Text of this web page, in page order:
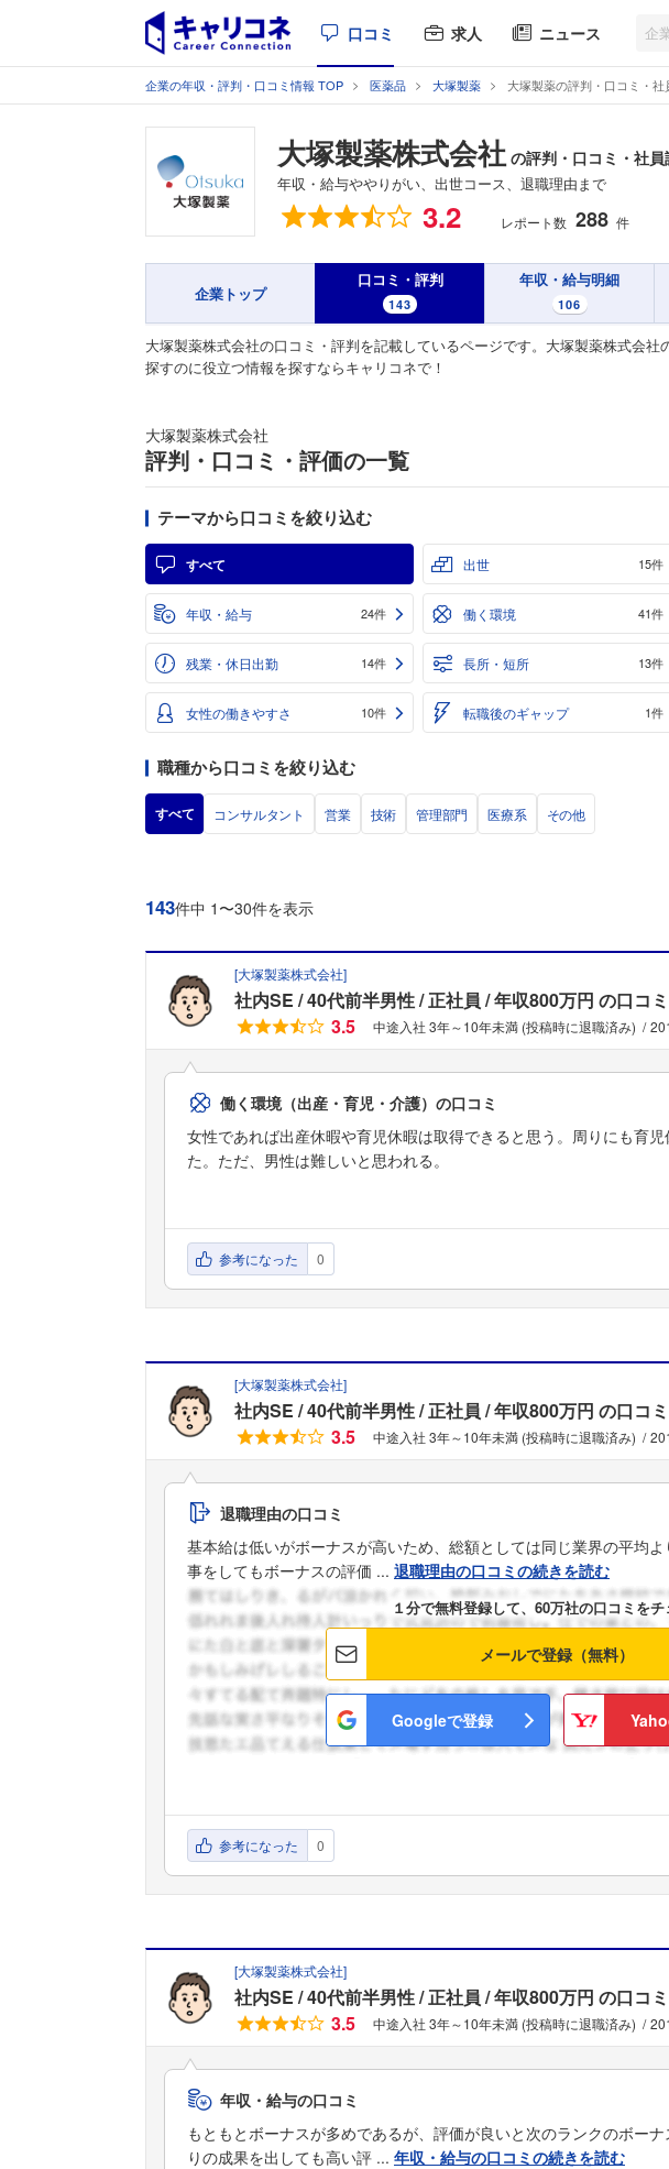
口コミ 求人 ニュース
企業の年収・評判・口コミ情報 TOP 医薬品 大塚製薬 大塚製薬の評判・口コミ・社
大塚製薬株式会社 の評判・口コミ・社員
年収・給与ややりがい、出世コース、退職理由まで
総合評価 3.2 レポート数 288 件
企業トップ
口コミ・評判
143
年収・給与明細
106
大塚製薬株式会社の口コミ・評判を記載しているページです。大塚製薬株式会
探すのに役立つ情報を探すならキャリコネで！
大塚製薬株式会社
評判・口コミ・評価の一覧
テーマから口コミを絞り込む
すべて 出世 15件
年収・給与 24件 働く環境 41件
残業・休日出勤 14件 長所・短所 13件
女性の働きやすさ 10件 転職後のギャップ 1件
職種から口コミを絞り込む
すべて コンサルタント 営業 技術 管理部門 医療系 その他
143件中 1〜30件を表示
[大塚製薬株式会社]
社内SE 40代前半男性 正社員 年収800万円 の口コミ
3.5
中途入社 3年～10年未満 (投稿時に退職済み)
働く環境（出産・育児・介護）の口コミ
女性であれば出産休暇や育児休暇は取得できると思う。周りにも育
た。ただ、男性は難しいと思われる。
参考になった 0
[大塚製薬株式会社]
社内SE 40代前半男性 正社員 年収800万円 の口コミ
3.5
中途入社 3年～10年未満 (投稿時に退職済み)
退職理由の口コミ
基本給は低いがボーナスが高いため、総額としては同じ業界の平均
事をしてもボーナスの評価 ... 退職理由の口コミの続きを読む
１分で無料登録して、60万社の口コミをチ
メールで登録（無料）
Googleで登録
参考になった 0
[大塚製薬株式会社]
社内SE 40代前半男性 正社員 年収800万円 の口コミ
3.5
中途入社 3年～10年未満 (投稿時に退職済み)
年収・給与の口コミ
もともとボーナスが多めであるが、評価が良いと次のランクのボー
りの成果を出しても高い評 ... 年収・給与の口コミの続きを読む